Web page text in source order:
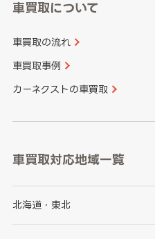
車買取について
車買取の流れ
車買取事例
カーネクストの車買取
車買取対応地域一覧
北海道・東北